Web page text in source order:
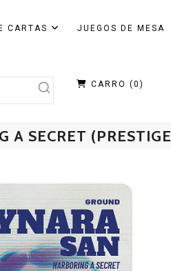
CARTAS JUEGOS DE MESA
CARRO (0 )
A SECRET